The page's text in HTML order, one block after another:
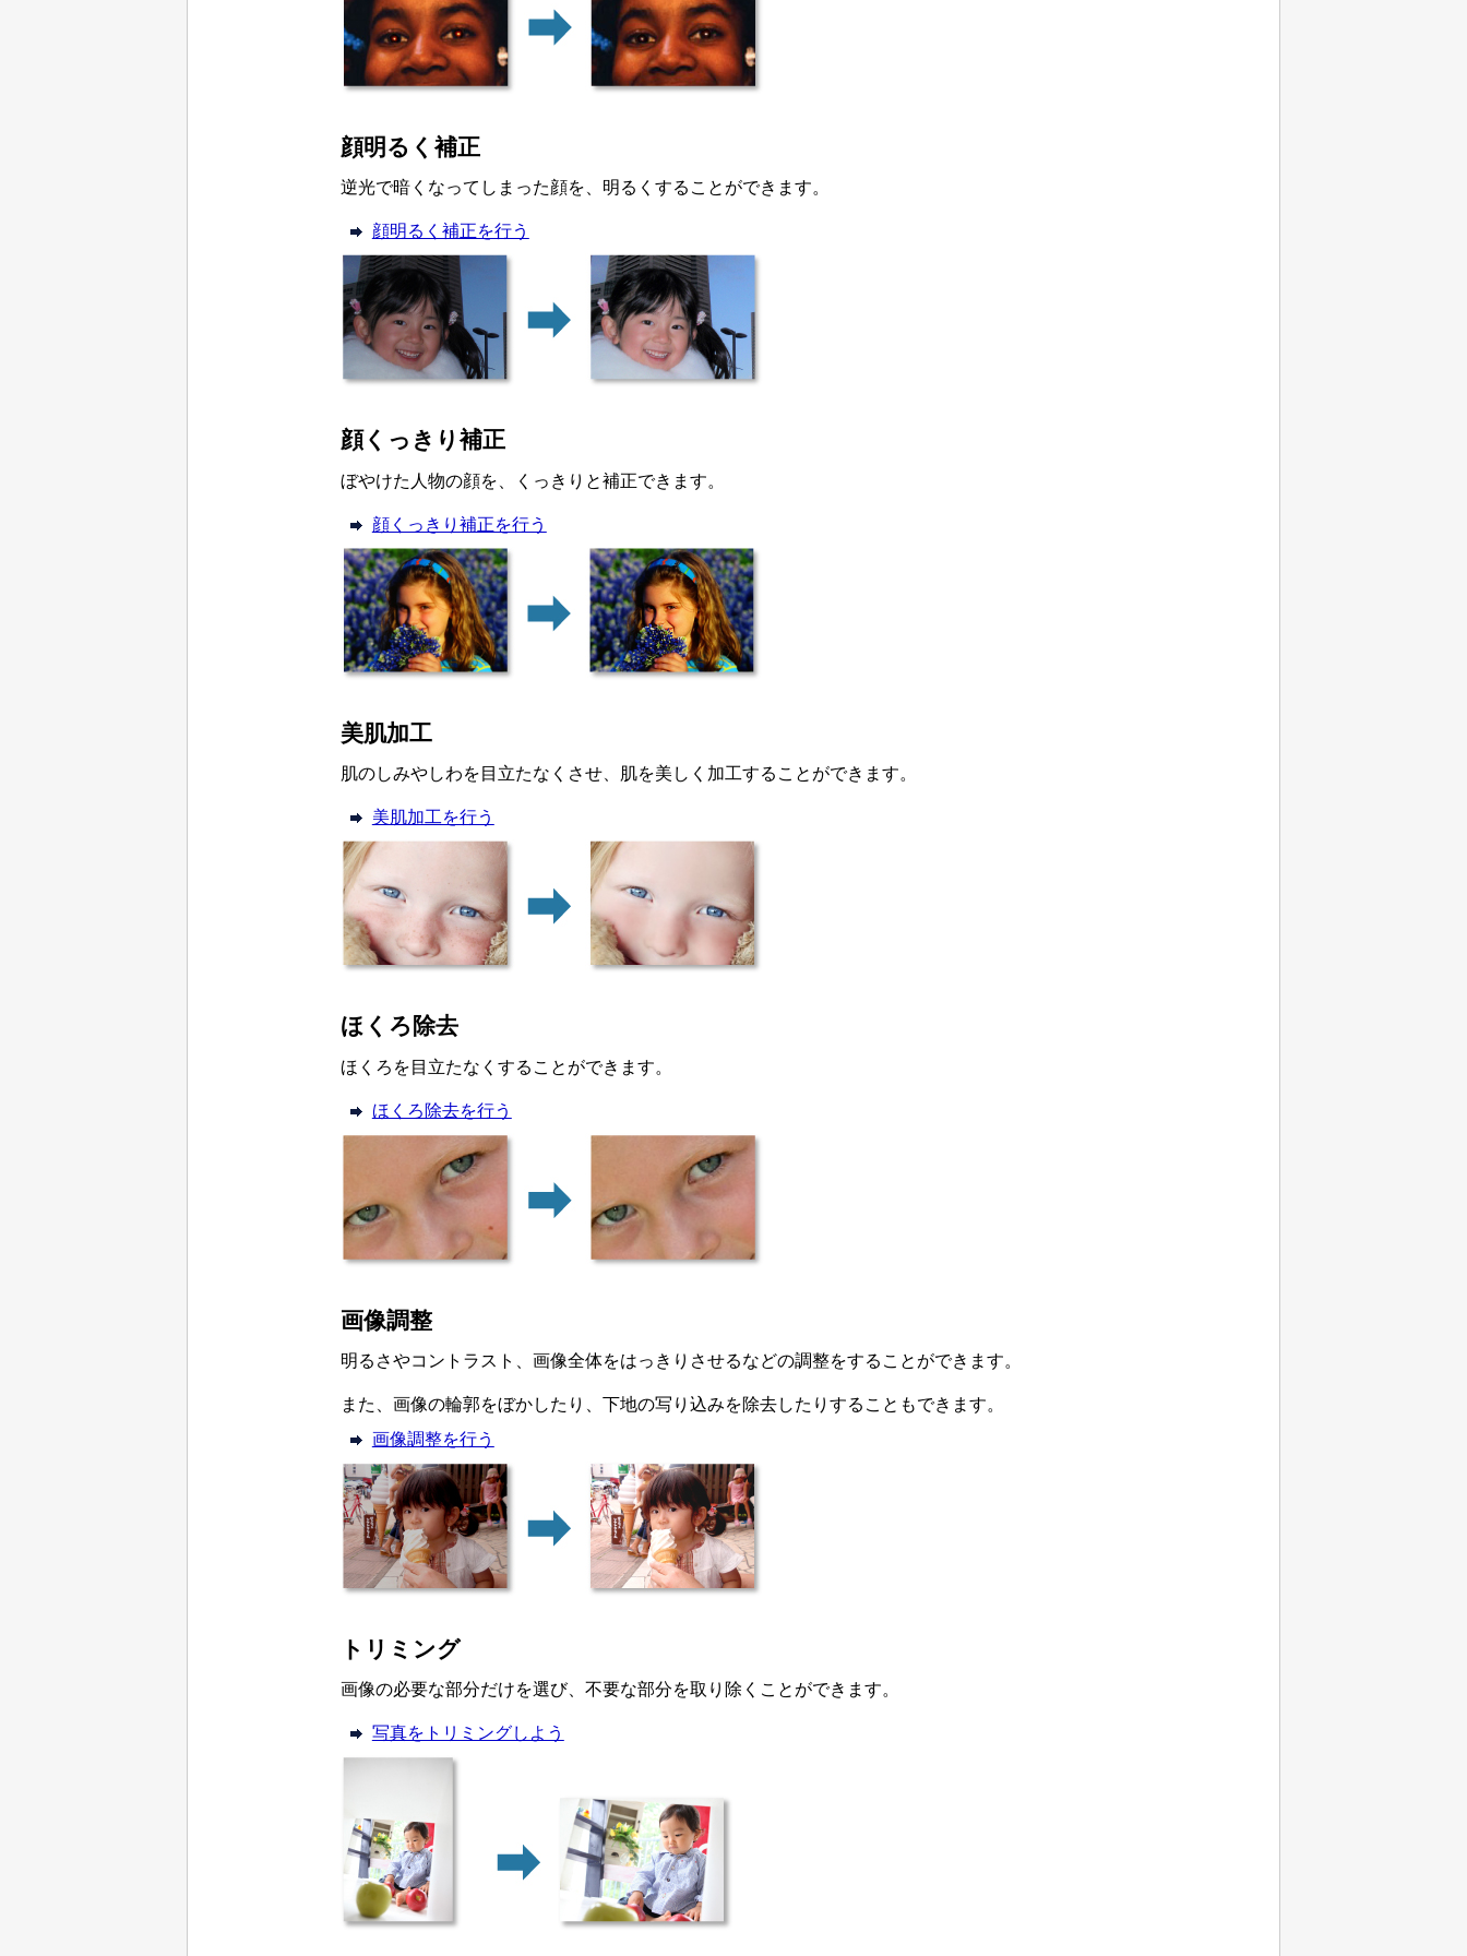
顔明るく補正
逆光で暗くなってしまった顔を、明るくすることができます。
顔明るく補正を行う
顔くっきり補正
ぼやけた人物の顔を、くっきりと補正できます。
顔くっきり補正を行う
美肌加工
肌のしみやしわを目立たなくさせ、肌を美しく加工することができます。
美肌加工を行う
ほくろ除去
ほくろを目立たなくすることができます。
ほくろ除去を行う
画像調整
明るさやコントラスト、画像全体をはっきりさせるなどの調整をすることができます。
また、画像の輪郭をぼかしたり、下地の写り込みを除去したりすることもできます。
画像調整を行う
トリミング
画像の必要な部分だけを選び、不要な部分を取り除くことができます。
写真をトリミングしよう